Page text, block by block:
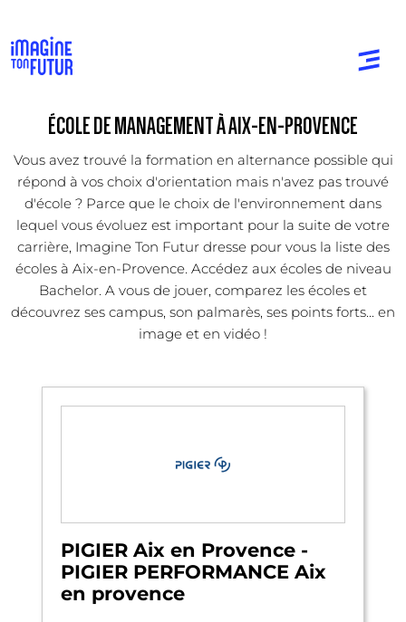
ÉCOLE DE MANAGEMENT À AIX-EN-PROVENCE
Vous avez trouvé la formation en alternance possible qui
répond à vos choix d'orientation mais n'avez pas trouvé
d'école ? Parce que le choix de l'environnement dans
lequel vous évoluez est important pour la suite de votre
carrière, Imagine Ton Futur dresse pour vous la liste des
écoles à Aix-en-Provence. Accédez aux écoles de niveau
Bachelor. A vous de jouer, comparez les écoles et
découvrez ses campus, son palmarès, ses points forts... en
image et en vidéo !
PIGIER Aix en Provence -
PIGIER PERFORMANCE Aix
en provence